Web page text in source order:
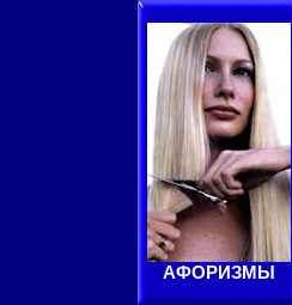
АФОРИЗМЫ